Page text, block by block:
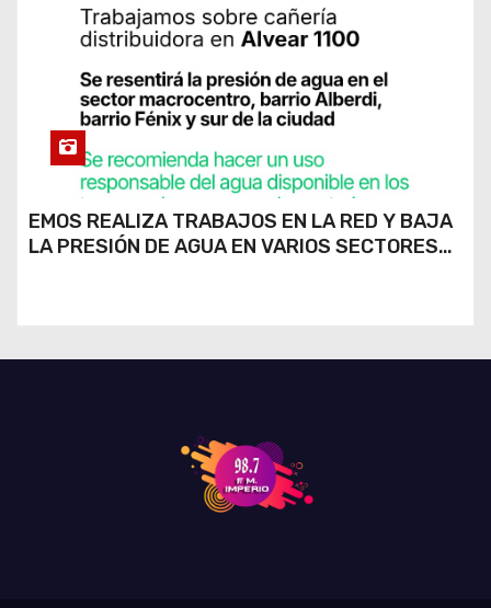
EMOS REALIZA TRABAJOS EN LA RED Y BAJA
LA PRESIÓN DE AGUA EN VARIOS SECTORES